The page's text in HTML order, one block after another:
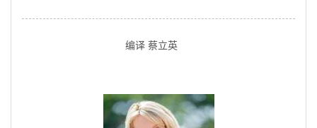
编译 蔡立英